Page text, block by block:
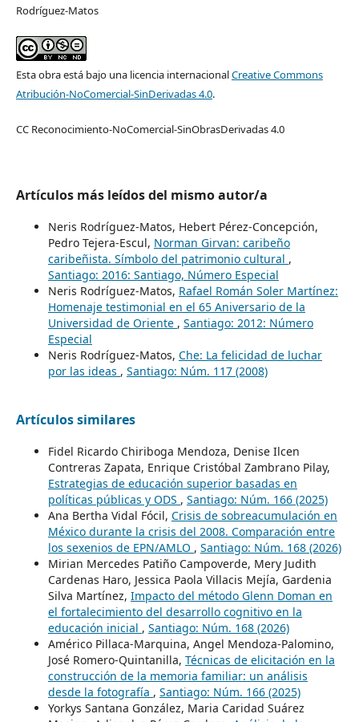
Rodríguez-Matos
Esta obra está bajo una licencia internacionalCreative Commons
Atribución-NoComercial-SinDerivadas 4.0.
CC Reconocimiento-NoComercial-SinObrasDerivadas 4.0
Artículos más leídos del mismo autor/a
Neris Rodríguez-Matos, Hebert Pérez-Concepción,
Pedro Tejera-Escul, Norman Girvan: caribeño
caribeñista. Símbolo del patrimonio cultural ,
Santiago: 2016: Santiago, Número Especial
Neris Rodríguez-Matos, Rafael Román Soler Martínez:
Homenaje testimonial en el 65 Aniversario de la
Universidad de Oriente , Santiago: 2012: Número
Especial
Neris Rodríguez-Matos, Che: La felicidad de luchar
por las ideas , Santiago: Núm. 117 (2008)
Artículos similares
Fidel Ricardo Chiriboga Mendoza, Denise Ilcen
Contreras Zapata, Enrique Cristóbal Zambrano Pilay,
Estrategias de educación superior basadas en
políticas públicas y ODS , Santiago: Núm. 166 (2025)
Ana Bertha Vidal Fócil, Crisis de sobreacumulación en
México durante la crisis del 2008. Comparación entre
los sexenios de EPN/AMLO , Santiago: Núm. 168 (2026)
Mirian Mercedes Patiño Campoverde, Mery Judith
Cardenas Haro, Jessica Paola Villacis Mejía, Gardenia
Silva Martínez, Impacto del método Glenn Doman en
el fortalecimiento del desarrollo cognitivo en la
educación inicial , Santiago: Núm. 168 (2026)
Américo Pillaca-Marquina, Angel Mendoza-Palomino,
José Romero-Quintanilla, Técnicas de elicitación en la
construcción de la memoria familiar: un análisis
desde la fotografía , Santiago: Núm. 166 (2025)
Yorkys Santana González, Maria Caridad Suárez